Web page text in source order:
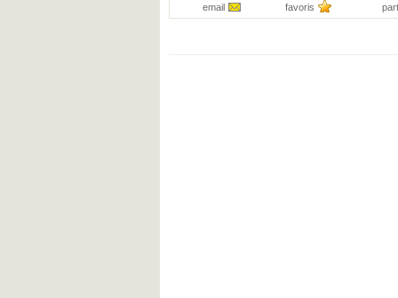
email favoris